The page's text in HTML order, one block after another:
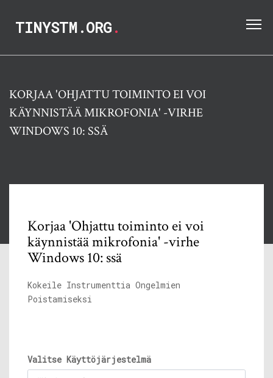
TINYSTM.ORG.
KORJAA 'OHJATTU TOIMINTO EI VOI
KÄYNNISTÄÄ MIKROFONIA' -VIRHE
WINDOWS 10: SSÄ
Korjaa 'Ohjattu toiminto ei voi
käynnistää mikrofonia' -virhe
Windows 10: ssä
Kokeile Instrumenttia Ongelmien
Poistamiseksi
Valitse Käyttöjärjestelmä